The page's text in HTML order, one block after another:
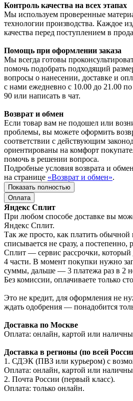
Контроль качества на всех этапах
Мы используем проверенные
технологии производства. Каждое
качества перед поступлением в
Помощь при оформлении заказа
Мы всегда готовы
помочь подобрать подходящий
вопросы о нанесении, доставке и
с нами ежедневно с 10.00 до 21.00
90 или написать в чат.
Возврат и обмен
Если товар вам не подошел или
проблемы, вы можете оформить
соответствии с действующим
ориентированы на комфорт
помочь в решении вопроса.
Подробные условия возврата и
на странице «Возврат и обмен».
Показать полностью
Оплата
Яндекс Сплит
При любом способе доставке вы
Яндекс Сплит.
Так же просто, как платить обычной
списывается не сразу, а
Сплит — сервис рассрочки, который
4 части. В момент покупки нужно
суммы, дальше — 3 платежа раз в 2
Без комиссии, оплачиваете только
Это не кредит, для оформления не
ждать одобрения — понадобится
Доставка по Москве
Оплата: онлайн, картой или
Доставка в регионы (по всей
1. СДЭК (ПВЗ или курьером) с
Оплата: онлайн, картой или
2. Почта России (первый класс).
Оплата: только онлайн.